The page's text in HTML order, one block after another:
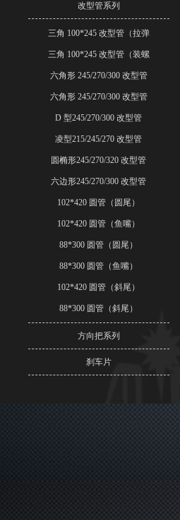
改型管系列
三角 100*245 改型管（拉弹
三角 100*245 改型管（装螺
六角形 245/270/300 改型管
六角形 245/270/300 改型管
D 型245/270/300 改型管
凌型215/245/270 改型管
圆椭形245/270/320 改型管
六边形245/270/300 改型管
102*420 圆管（圆尾）
102*420 圆管（鱼嘴）
88*300 圆管（圆尾）
88*300 圆管（鱼嘴）
102*420 圆管（斜尾）
88*300 圆管（斜尾）
方向把系列
刹车片